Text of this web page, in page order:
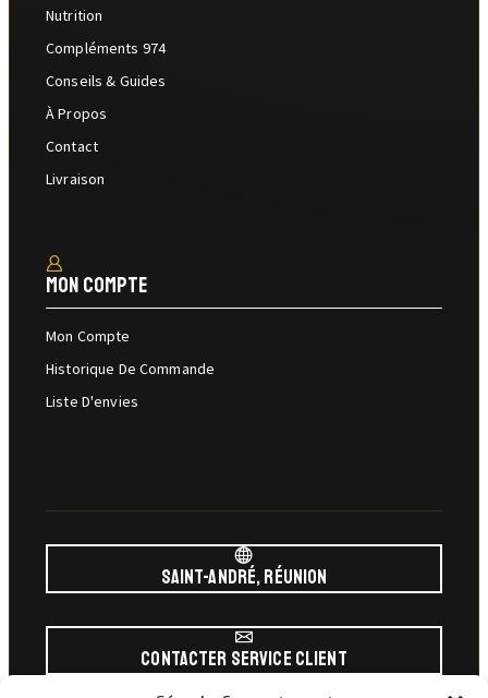
Nutrition
Compléments 974
Conseils & Guides
À Propos
Contact
Livraison
Mon Compte
Mon Compte
Historique De Commande
Liste D'envies
Saint-André, Réunion
Contacter Service Client